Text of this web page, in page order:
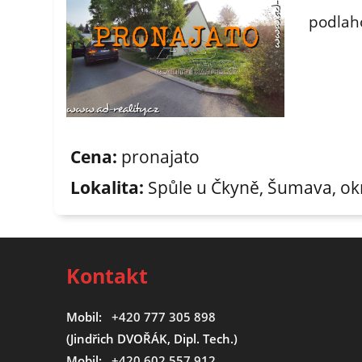
Cena: pronajato
Lokalita: Spůle u Čkyně, Šumava,
Kontakt
Mobil:+420 777 305 898
(Jindřich DVOŘÁK, Dipl. Tech.)